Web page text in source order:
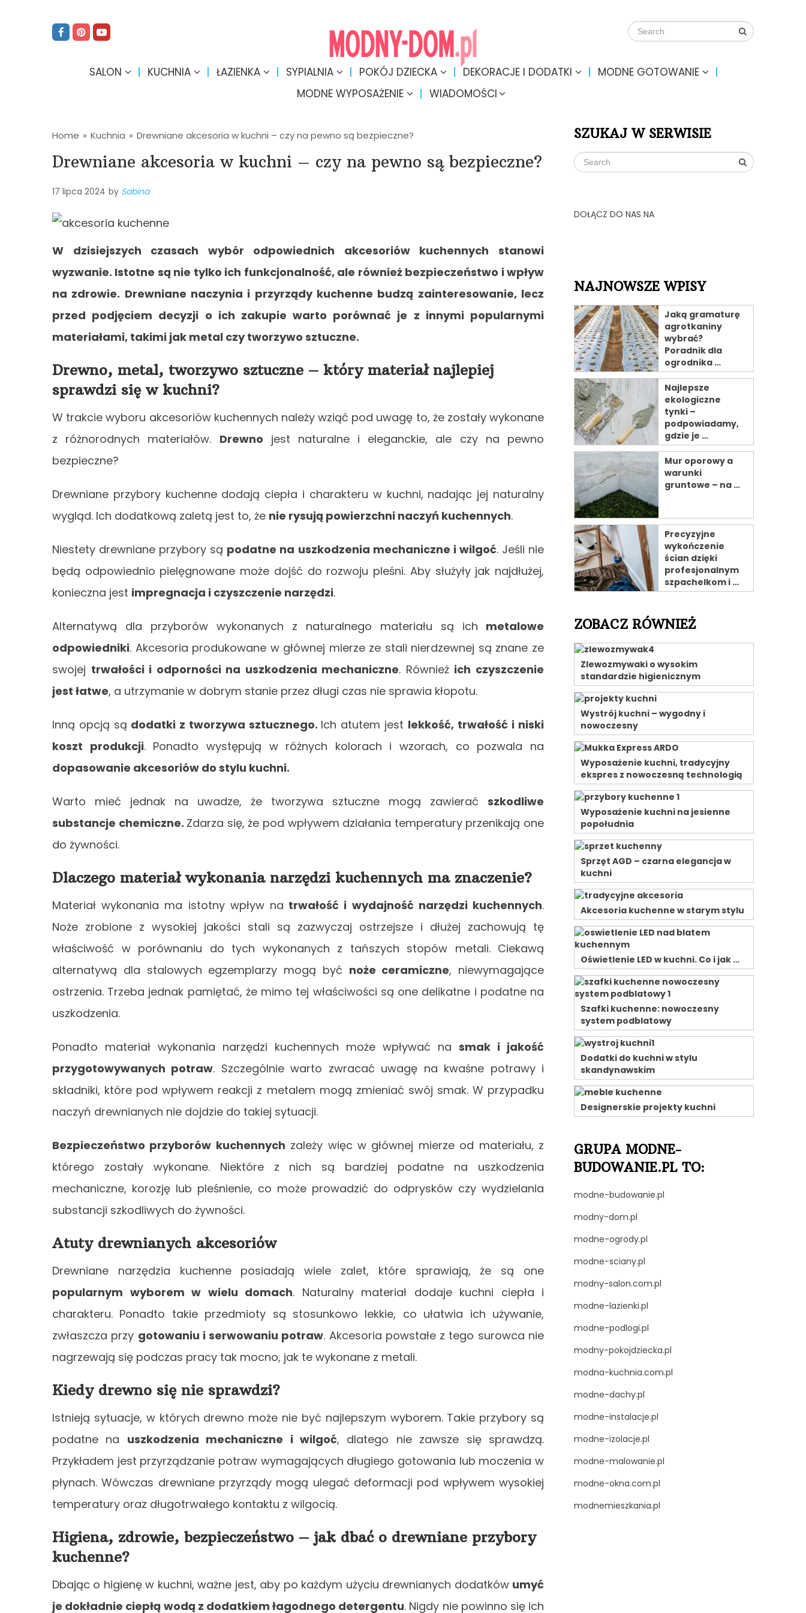
SALON KUCHNIA ŁAZIENKA SYPIALNIA POKÓJ DZIECKA DEKORACJE I DODATKI
MODNE GOTOWANIE
MODNE WYPOSAŻENIE
WIADOMOŚCI
Home » Kuchnia » Drewniane akcesoria w kuchni – czy na pewno są bezpieczne?
Drewniane akcesoria w kuchni – czy na pewno są bezpieczne?
17 lipca 2024 by Sabina
W dzisiejszych czasach wybór odpowiednich akcesoriów kuchennych stanowi
wyzwanie. Istotne są nie tylko ich funkcjonalność, ale również bezpieczeństwo i wpływ
na zdrowie. Drewniane naczynia i przyrządy kuchenne budzą zainteresowanie, lecz
przed podjęciem decyzji o ich zakupie warto porównać je z innymi popularnymi
materiałami, takimi jak metal czy tworzywo sztuczne.
Drewno, metal, tworzywo sztuczne – który materiał najlepiej
sprawdzi się w kuchni?
W trakcie wyboru akcesoriów kuchennych należy wziąć pod uwagę to, że zostały wykonane
z różnorodnych materiałów. Drewno jest naturalne i eleganckie, ale czy na pewno
bezpieczne?
Drewniane przybory kuchenne dodają ciepła i charakteru w kuchni, nadając jej naturalny
wygląd. Ich dodatkową zaletą jest to, że nie rysują powierzchni naczyń kuchennych.
Niestety drewniane przybory są podatne na uszkodzenia mechaniczne i wilgoć. Jeśli nie
będą odpowiednio pielęgnowane może dojść do rozwoju pleśni. Aby służyły jak najdłużej,
konieczna jest impregnacja i czyszczenie narzędzi.
Alternatywą dla przyborów wykonanych z naturalnego materiału są ich metalowe
odpowiedniki. Akcesoria produkowane w głównej mierze ze stali nierdzewnej są znane ze
swojej trwałości i odporności na uszkodzenia mechaniczne. Również ich czyszczenie
jest łatwe, a utrzymanie w dobrym stanie przez długi czas nie sprawia kłopotu.
Inną opcją są dodatki z tworzywa sztucznego. Ich atutem jest lekkość, trwałość i niski
koszt produkcji. Ponadto występują w różnych kolorach i wzorach, co pozwala na
dopasowanie akcesoriów do stylu kuchni.
Warto mieć jednak na uwadze, że tworzywa sztuczne mogą zawierać szkodliwe
substancje chemiczne. Zdarza się, że pod wpływem działania temperatury przenikają one
do żywności.
Dlaczego materiał wykonania narzędzi kuchennych ma znaczenie?
Materiał wykonania ma istotny wpływ na trwałość i wydajność narzędzi kuchennych.
Noże zrobione z wysokiej jakości stali są zazwyczaj ostrzejsze i dłużej zachowują tę
właściwość w porównaniu do tych wykonanych z tańszych stopów metali. Ciekawą
alternatywą dla stalowych egzemplarzy mogą być noże ceramiczne, niewymagające
ostrzenia. Trzeba jednak pamiętać, że mimo tej właściwości są one delikatne i podatne na
uszkodzenia.
Ponadto materiał wykonania narzędzi kuchennych może wpływać na smak i jakość
przygotowywanych potraw. Szczególnie warto zwracać uwagę na kwaśne potrawy i
składniki, które pod wpływem reakcji z metalem mogą zmieniać swój smak. W przypadku
naczyń drewnianych nie dojdzie do takiej sytuacji.
Bezpieczeństwo przyborów kuchennych zależy więc w głównej mierze od materiału, z
którego zostały wykonane. Niektóre z nich są bardziej podatne na
uszkodzenia
mechaniczne, korozję lub pleśnienie, co może prowadzić do odprysków czy wydzielania
substancji szkodliwych do żywności.
Atuty drewnianych akcesoriów
Drewniane narzędzia kuchenne posiadają wiele zalet, które sprawiają, że są one
popularnym wyborem w wielu domach. Naturalny materiał dodaje kuchni ciepła i
charakteru. Ponadto takie przedmioty są stosunkowo lekkie, co ułatwia ich używanie,
zwłaszcza przy gotowaniu i serwowaniu potraw. Akcesoria powstałe z tego surowca nie
nagrzewają się podczas pracy tak mocno, jak te wykonane z metali.
Kiedy drewno się nie sprawdzi?
Istnieją sytuacje, w których drewno może nie być najlepszym wyborem. Takie przybory są
podatne na uszkodzenia mechaniczne i wilgoć, dlatego nie zawsze się sprawdzą.
Przykładem jest przyrządzanie potraw wymagających długiego gotowania lub moczenia w
płynach. Wówczas drewniane przyrządy mogą ulegać deformacji pod wpływem wysokiej
temperatury oraz długotrwałego kontaktu z wilgocią.
Higiena, zdrowie, bezpieczeństwo – jak dbać o drewniane przybory
kuchenne?
Dbając o higienę w kuchni, ważne jest, aby po każdym użyciu drewnianych dodatków umyć
je dokładnie ciepłą wodą z dodatkiem łagodnego detergentu. Nigdy nie powinno się ich
SZUKAJ W SERWISIE
DOŁĄCZ DO NAS NA
NAJNOWSZE WPISY
Jaką gramaturę
agrotkaniny
wybrać?
Poradnik dla
ogrodnika …
Najlepsze
ekologiczne
tynki –
podpowiadamy,
gdzie je …
Mur oporowy a
warunki
gruntowe – na …
Precyzyjne
wykończenie
ścian dzięki
profesjonalnym
szpachelkom i …
ZOBACZ RÓWNIEŻ
Zlewozmywaki o wysokim
standardzie higienicznym
Wystrój kuchni – wygodny i
nowoczesny
Wyposażenie kuchni, tradycyjny
ekspres z nowoczesną technologią
Wyposażenie kuchni na jesienne
popołudnia
Sprzęt AGD – czarna elegancja w
kuchni
Akcesoria kuchenne w starym stylu
Oświetlenie LED w kuchni. Co i jak …
Szafki kuchenne: nowoczesny
system podblatowy
Dodatki do kuchni w stylu
skandynawskim
Designerskie projekty kuchni
GRUPA MODNE-
BUDOWANIE.PL TO:
modne-budowanie.pl
modny-dom.pl
modne-ogrody.pl
modne-sciany.pl
modny-salon.com.pl
modne-lazienki.pl
modne-podlogi.pl
modny-pokojdziecka.pl
modna-kuchnia.com.pl
modne-dachy.pl
modne-instalacje.pl
modne-izolacje.pl
modne-malowanie.pl
modne-okna.com.pl
modnemieszkania.pl